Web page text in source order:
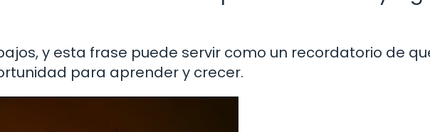
y esta frase puede servir como un recordatorio de
para aprender y crecer.